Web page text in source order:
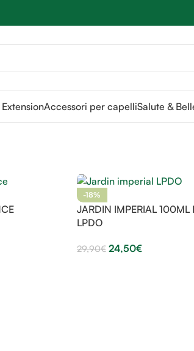
Accessori per capelliSalute &
-18%
JARDIN IMPERIAL 100ML
LPDO
29,90€ 24,50€